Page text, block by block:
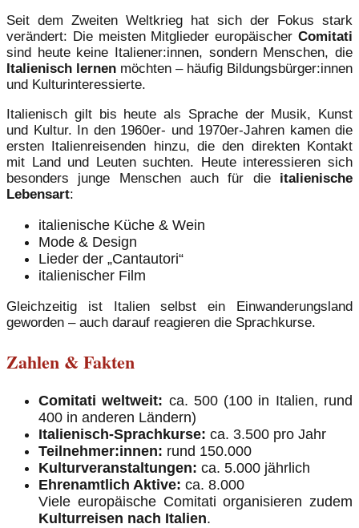
Seit dem Zweiten Weltkrieg hat sich der Fokus stark
verändert: Die meisten Mitglieder europäischer Comitati
sind heute keine Italiener:innen, sondern Menschen, die
Italienisch lernen möchten – häufig Bildungsbürger:innen
und Kulturinteressierte.
Italienisch gilt bis heute als Sprache der Musik, Kunst
und Kultur. In den 1960er- und 1970er-Jahren kamen die
ersten Italienreisenden hinzu, die den direkten Kontakt
mit Land und Leuten suchten. Heute interessieren sich
besonders junge Menschen auch für die italienische
Lebensart:
italienische Küche & Wein
Mode & Design
Lieder der „Cantautori“
italienischer Film
Gleichzeitig ist Italien selbst ein Einwanderungsland
geworden – auch darauf reagieren die Sprachkurse.
Zahlen & Fakten
Comitati weltweit: ca. 500 (100 in Italien, rund
400 in anderen Ländern)
Italienisch-Sprachkurse: ca. 3.500 pro Jahr
Teilnehmer:innen: rund 150.000
Kulturveranstaltungen: ca. 5.000 jährlich
Ehrenamtlich Aktive: ca. 8.000
Viele europäische Comitati organisieren zudem
Kulturreisen nach Italien.